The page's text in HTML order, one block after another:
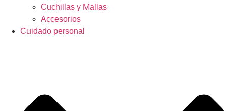
Cuchillas y Mallas
Accesorios
Cuidado personal